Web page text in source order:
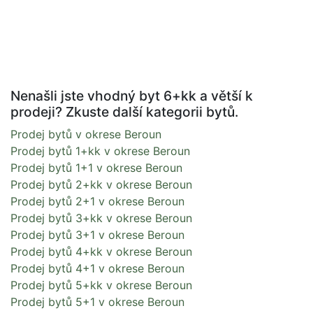
Nenašli jste vhodný byt 6+kk a větší k
prodeji? Zkuste další kategorii bytů.
Prodej bytů v okrese Beroun
Prodej bytů 1+kk v okrese Beroun
Prodej bytů 1+1 v okrese Beroun
Prodej bytů 2+kk v okrese Beroun
Prodej bytů 2+1 v okrese Beroun
Prodej bytů 3+kk v okrese Beroun
Prodej bytů 3+1 v okrese Beroun
Prodej bytů 4+kk v okrese Beroun
Prodej bytů 4+1 v okrese Beroun
Prodej bytů 5+kk v okrese Beroun
Prodej bytů 5+1 v okrese Beroun